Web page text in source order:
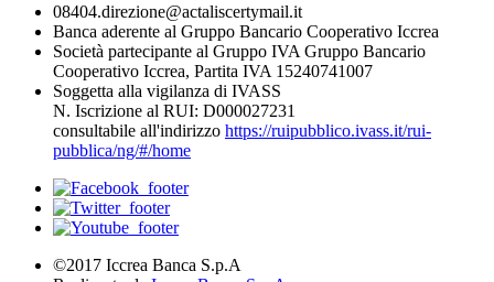
08404.direzione@actaliscertymail.it
Banca aderente al Gruppo Bancario Cooperativo Iccrea
Società partecipante al Gruppo IVA Gruppo Bancario
Cooperativo Iccrea, Partita IVA 15240741007
Soggetta alla vigilanza di IVASS
N. Iscrizione al RUI: D000027231
consultabile all'indirizzo https://ruipubblico.ivass.it/rui-
pubblica/ng/#/home
©2017 Iccrea Banca S.p.A